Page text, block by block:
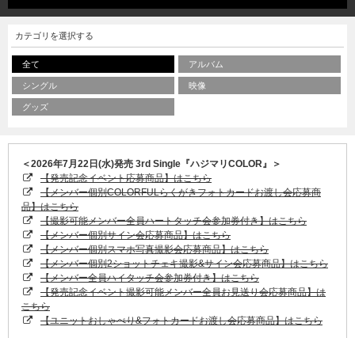
カテゴリを選択する
全て アルバム
シングル 映像
グッズ
＜2026年7月22日(水)発売 3rd Single『ハジマリCOLOR』＞
【発売記念イベント応募商品】はこちら
【メンバー個別COLORFULらくがきフォトカードお渡し会応募商
品】はこちら
【撮影可能メンバー全員ハートタッチ会参加券付き】はこちら
【メンバー個別サイン会応募商品】はこちら
【メンバー個別スマホ写真撮影会応募商品】はこちら
【メンバー個別2ショットチェキ撮影&サイン会応募商品】はこちら
【メンバー全員ハイタッチ会参加券付き】はこちら
【発売記念イベント撮影可能メンバー全員お見送り会応募商品】は
こちら
【ユニットおしゃべり&フォトカードお渡し会応募商品】はこちら